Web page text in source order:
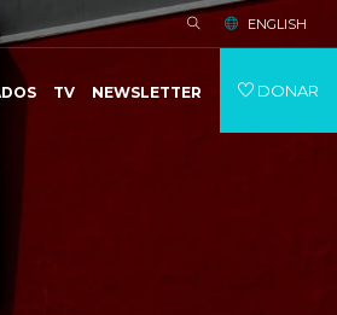
ENGLISH
TV NEWSLETTER DONAR